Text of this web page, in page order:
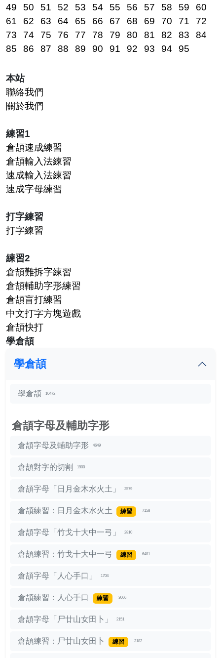
49 50 51 52 53 54 55 56 57 58 59
60
61
62 63 64 65 66 67 68 69 70 71
72
73
74 75 76 77 78 79 80 81 82 83
84
85
86 87 88 89 90 91 92 93 94 95
本站
聯絡我們
關於我們
練習1
倉頡速成練習
倉頡輸入法練習
速成輸入法練習
速成字母練習
打字練習
打字練習
練習2
倉頡難拆字練習
倉頡輔助字形練習
倉頡盲打練習
中文打字方塊遊戲
倉頡快打
學倉頡
學倉頡
學倉頡 10472
倉頡字母及輔助字形
倉頡字母及輔助字形 4649
倉頡對字的切割 1900
倉頡字母「日月金木水火土」 3579
倉頡練習：日月金木水火土 練習 7158
倉頡字母「竹戈十大中一弓」 2810
倉頡練習：竹戈十大中一弓 練習 6481
倉頡字母「人心手口」 1704
倉頡練習：人心手口 練習 3066
倉頡字母「尸廿山女田卜」 2151
倉頡練習：尸廿山女田卜 練習 3182